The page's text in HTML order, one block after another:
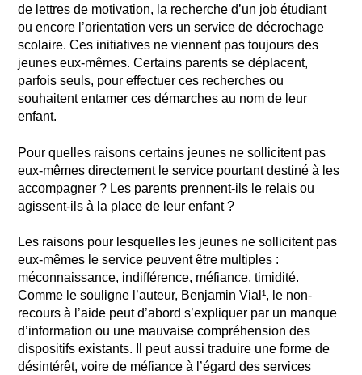
de lettres de motivation, la recherche d’un job étudiant
ou encore l’orientation vers un service de décrochage
scolaire. Ces initiatives ne viennent pas toujours des
jeunes eux-mêmes. Certains parents se déplacent,
parfois seuls, pour effectuer ces recherches ou
souhaitent entamer ces démarches au nom de leur
enfant.
Pour quelles raisons certains jeunes ne sollicitent pas
eux-mêmes directement le service pourtant destiné à les
accompagner ? Les parents prennent-ils le relais ou
agissent-ils à la place de leur enfant ?
Les raisons pour lesquelles les jeunes ne sollicitent pas
eux-mêmes le service peuvent être multiples :
méconnaissance, indifférence, méfiance, timidité.
Comme le souligne l’auteur, Benjamin Vial¹, le non-
recours à l’aide peut d’abord s’expliquer par un manque
d’information ou une mauvaise compréhension des
dispositifs existants. Il peut aussi traduire une forme de
désintérêt, voire de méfiance à l’égard des services